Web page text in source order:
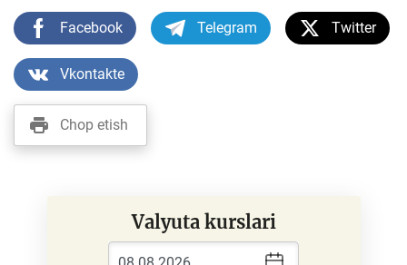
Facebook Telegram Twitter
Vkontakte
Chop etish
Valyuta kurslari